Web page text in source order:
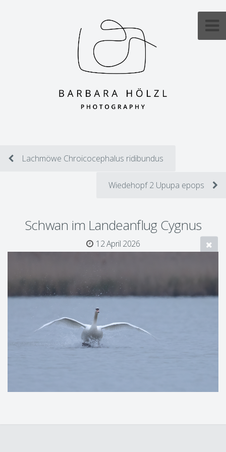
Lachmöwe Chroicocephalus ridibundus
Wiedehopf 2 Upupa epops
Schwan im Landeanflug Cygnus
12 April 2026